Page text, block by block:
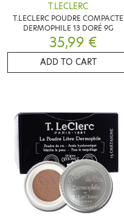
T.LECLERC
T.LECLERC POUDRE COMPACTE
DERMOPHILE 13 DORÉ 9G
35,99 €
ADD TO CART